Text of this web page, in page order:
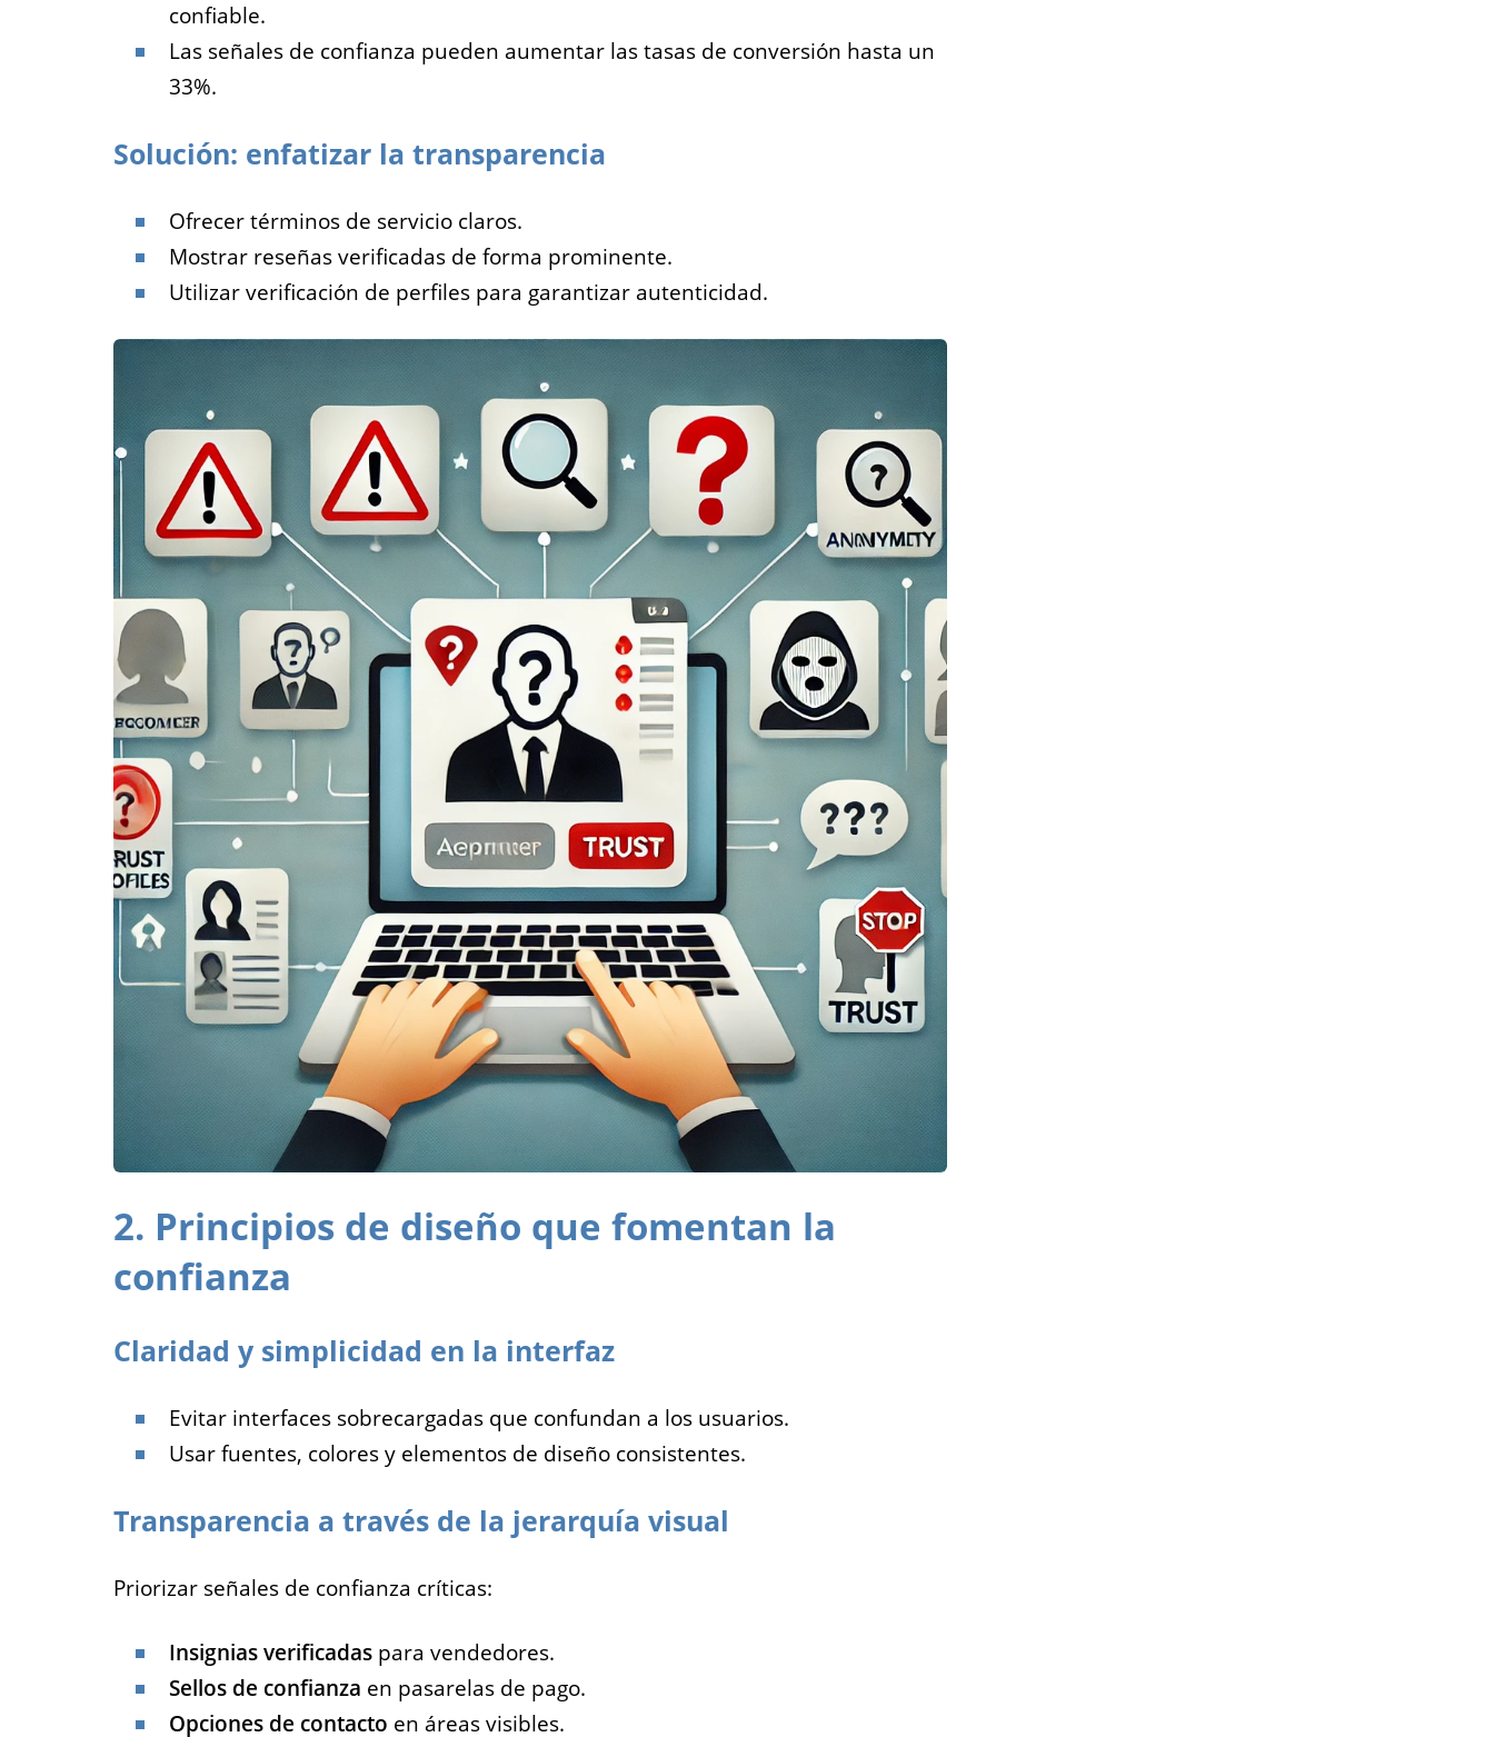
confiable.
Las señales de confianza pueden aumentar las tasas de conversión hasta un
33%.
Solución: enfatizar la transparencia
Ofrecer términos de servicio claros.
Mostrar reseñas verificadas de forma prominente.
Utilizar verificación de perfiles para garantizar autenticidad.
2. Principios de diseño que fomentan la
confianza
Claridad y simplicidad en la interfaz
Evitar interfaces sobrecargadas que confundan a los usuarios.
Usar fuentes, colores y elementos de diseño consistentes.
Transparencia a través de la jerarquía visual
Priorizar señales de confianza críticas:
Insignias verificadas para vendedores.
Sellos de confianza en pasarelas de pago.
Opciones de contacto en áreas visibles.